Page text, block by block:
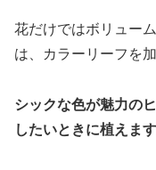
花だけではボリュー
は、カラーリーフを
シックな色が魅力の
したいときに植えます